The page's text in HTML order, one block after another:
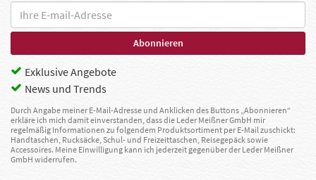
Exklusive Angebote
News und Trends
Durch Angabe meiner E-Mail-Adresse und Anklicken des Buttons „Abonnieren“
erkläre ich mich damit einverstanden, dass die Leder Meißner GmbH mir
regelmäßig Informationen zu folgendem Produktsortiment per E-Mail zuschickt:
Handtaschen, Rucksäcke, Schul- und Freizeittaschen, Reisegepäck sowie
Accessoires. Meine Einwilligung kann ich jederzeit gegenüber der Leder Meißner
GmbH widerrufen.